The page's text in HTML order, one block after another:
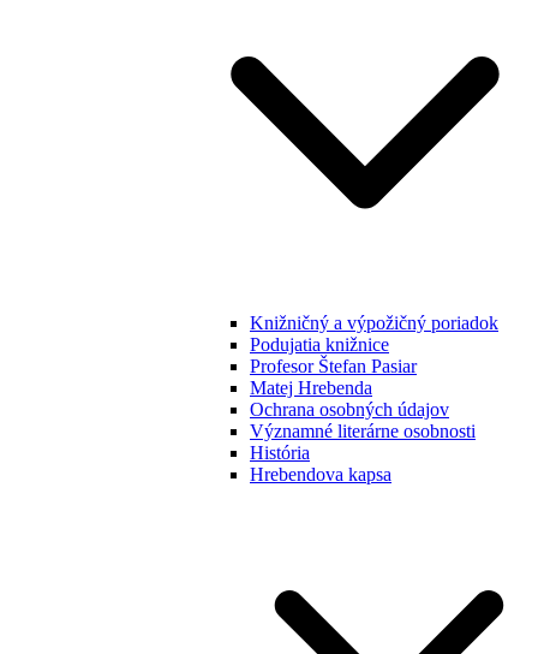
Knižničný a výpožičný poriadok
Podujatia knižnice
Profesor Štefan Pasiar
Matej Hrebenda
Ochrana osobných údajov
Významné literárne osobnosti
História
Hrebendova kapsa